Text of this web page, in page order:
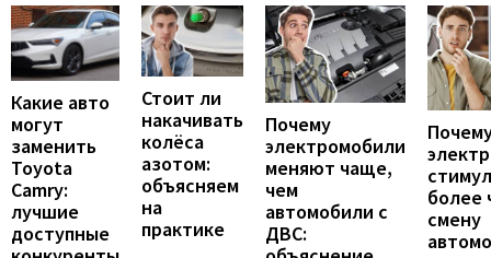
Какие авто
могут
заменить
Toyota
Camry:
лучшие
доступные
Стоит ли
накачивать
колёса
азотом:
объясняем
на
практике
Почему
электромобили
меняют чаще,
чем
автомобили с
ДВС:
более
смену